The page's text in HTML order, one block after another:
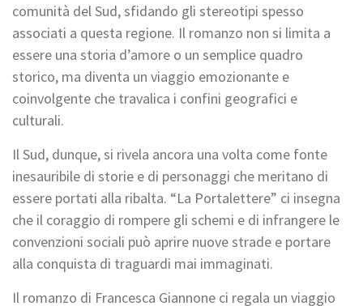
comunità del Sud, sfidando gli stereotipi spesso
associati a questa regione. Il romanzo non si limita a
essere una storia d’amore o un semplice quadro
storico, ma diventa un viaggio emozionante e
coinvolgente che travalica i confini geografici e
culturali.
Il Sud, dunque, si rivela ancora una volta come fonte
inesauribile di storie e di personaggi che meritano di
essere portati alla ribalta. “La Portalettere” ci insegna
che il coraggio di rompere gli schemi e di infrangere le
convenzioni sociali può aprire nuove strade e portare
alla conquista di traguardi mai immaginati.
Il romanzo di Francesca Giannone ci regala un viaggio